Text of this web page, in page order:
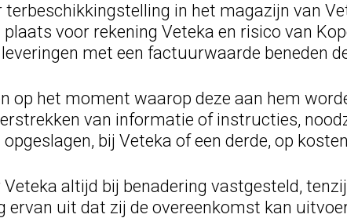
in het magazijn van
voor rekening Veteka en risico van
met een factuurwaarde beneden
op het moment waarop deze aan hem
van informatie of instructies,
bij Veteka of een derde, op
altijd bij benadering vastgesteld,
uit dat zij de overeenkomst kan